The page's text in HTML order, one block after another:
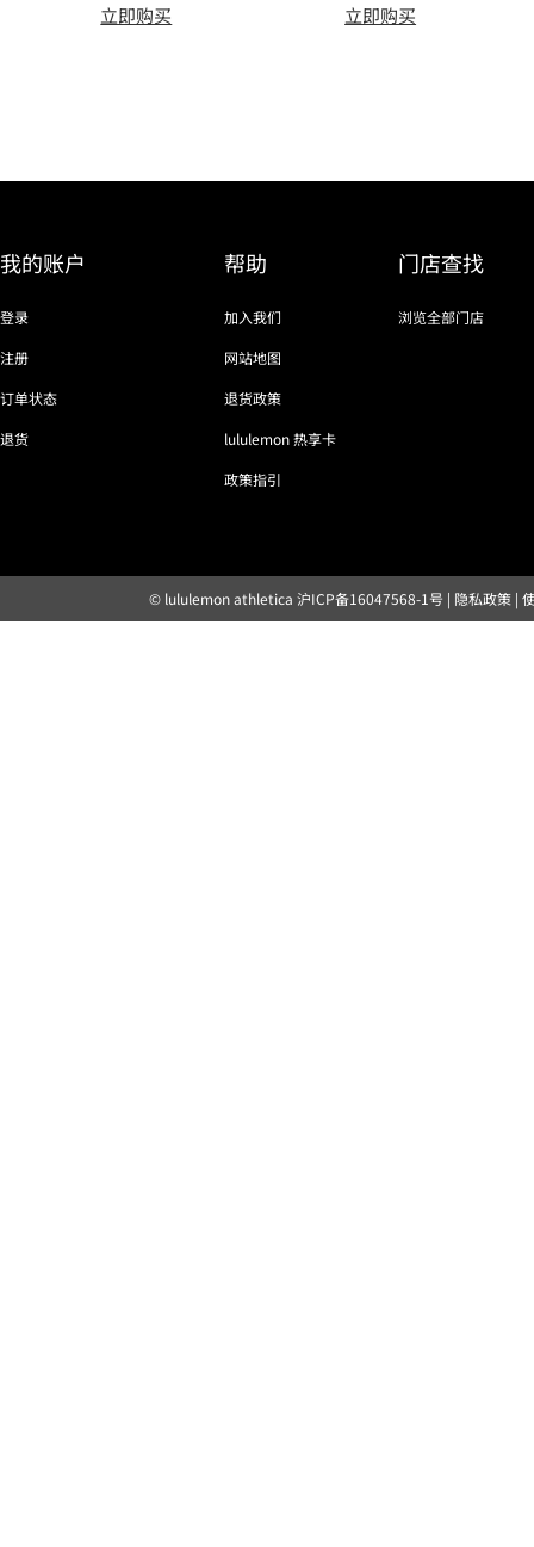
立即购买
立即购买
我的账户
登录
注册
订单状态
退货
帮助
加入我们
网站地图
退货政策
lululemon 热享卡
政策指引
门店查找
浏览全部门店
© lululemon athletica 沪ICP备16047568-1号 | 隐私政策|